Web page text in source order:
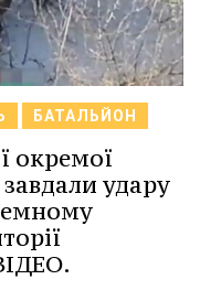
БАТАЛЬЙОН
окремої
удару